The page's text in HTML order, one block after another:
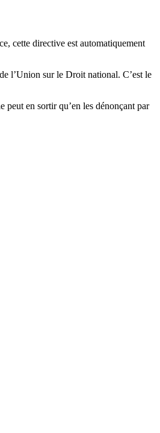
cette directive est automatiquement
l’Union sur le Droit national. C’est le
peut en sortir qu’en les dénonçant par